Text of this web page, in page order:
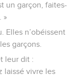
un garçon, faites-
»
Elles n’obéissent
garçons.
leur dit :
laissé vivre les